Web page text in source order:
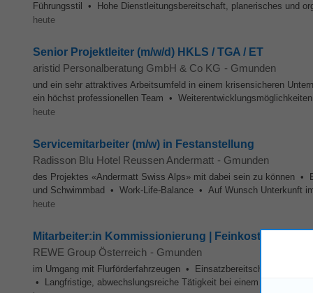
Führungsstil • Hohe Dienstleitungsbereitschaft, planerisches und
heute
Senior Projektleiter (m/w/d) HKLS / TGA / ET
aristid Personalberatung GmbH & Co KG - Gmunden
und ein sehr attraktives Arbeitsumfeld in einem krisensicheren
ein höchst professionellen Team •
heute
Servicemitarbeiter (m/w) in Festanstellung
Radisson Blu Hotel Reussen Andermatt - Gmunden
des Projektes «Andermatt Swiss Alps» mit dabei sein zu können
und Schwimmbad • Work-Life-Balance • Auf Wunsch Unterkunft
heute
Mitarbeiter:in Kommissionierung | Feinkost
REWE Group Österreich - Gmunden
im Umgang mit Flurförderfahrzeugen • Einsatzbereitschaft und
• Langfristige, abwechslungsreiche Tätigkeit bei einem verlässlichen